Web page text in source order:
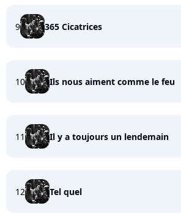
9 365 Cicatrices
10 Ils nous aiment comme le feu
11 Il y a toujours un lendemain
12 Tel quel